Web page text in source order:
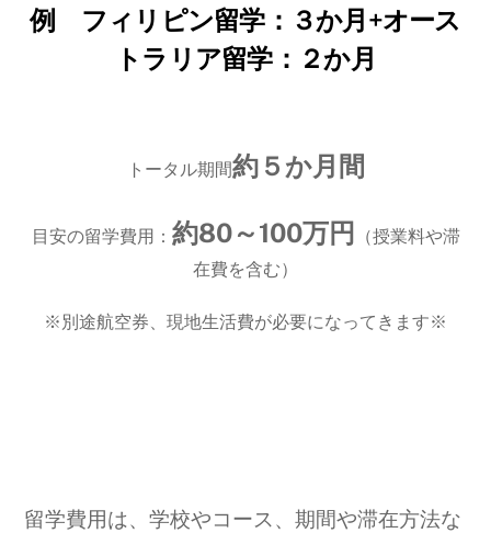
例 フィリピン留学：３か月+オース
トラリア留学：２か月
トータル期間約５か月間
目安の留学費用： 約80～100万円
（授業料や滞
在費を含む）
※別途航空券、現地生活費が必要になってきます※
留学費用は、学校やコース、期間や滞在方法な